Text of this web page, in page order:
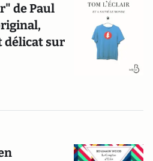
de Paul
délicat sur